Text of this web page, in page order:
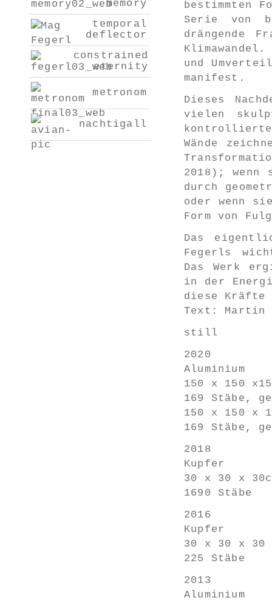
memory
temporal
deflector
constrained
eternity
metronom
nachtigall
bestimmten
Serie von
drängende
und
manifest.
Dieses
vielen
Wände
2018); wenn
durch
oder wenn
Form von
Das
Fegerls
Das Werk
in der
diese Kräfte
Text: Martin
still
2020
Aluminium
150 x 150
169 Stäbe,
150 x 150 x
169 Stäbe,
2018
Kupfer
30 x 30 x
1690 Stäbe
2016
Kupfer
30 x 30 x 30
225 Stäbe
2013
Aluminium